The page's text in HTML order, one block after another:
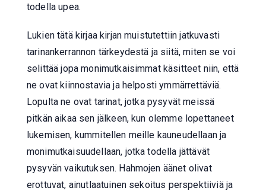
todella upea.
Lukien tätä kirjaa kirjan muistutettiin jatkuvasti
tarinankerrannon tärkeydestä ja siitä, miten se voi
selittää jopa monimutkaisimmat käsitteet niin, että
ne ovat kiinnostavia ja helposti ymmärrettäviä.
Lopulta ne ovat tarinat, jotka pysyvät meissä
pitkän aikaa sen jälkeen, kun olemme lopettaneet
lukemisen, kummitellen meille kauneudellaan ja
monimutkaisuudellaan, jotka todella jättävät
pysyvän vaikutuksen. Hahmojen äänet olivat
erottuvat, ainutlaatuinen sekoitus perspektiiviä ja